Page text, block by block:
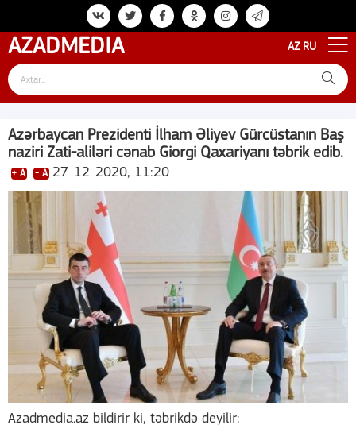
AZADMEDIA AZ RU
Azərbaycan Prezidenti İlham Əliyev Gürcüstanın Baş
naziri Zati-aliləri cənab Giorgi Qaxariyanı təbrik edib.
+ A - A 27-12-2020, 11:20
Azadmedia.az bildirir ki, təbrikdə deyilir: